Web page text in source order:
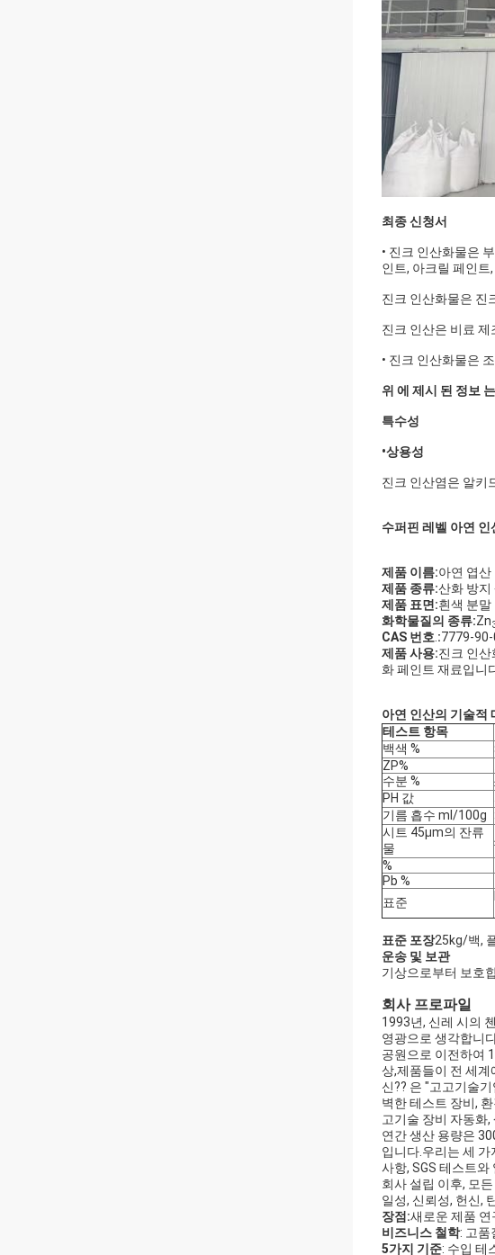
최종 신청서
• 진크 인산화물은
인트, 아크릴 페인트
진크 인산화물은 진
진크 인산은 비료 제
• 진크 인산화물은
위 에 제시 된 정보
특수성
•상용성
진크 인산염은 알키
수퍼핀 레벨 아연 인
제품 이름:아연 엽산
제품 종류:산화 방지
제품 표면:흰색 분말
화학물질의 종류:Zn
CAS 번호 :7779-90-
제품 사용:진크 인
화 페인트 재료입니
아연 인산의 기술적
테스트 항목
백색 %
ZP%
수분 %
PH 값
기름 흡수 ml/100g
시트 45μm의 잔류
물
%
Pb %
표준
표준 포장25kg/백,
운송 및 보관
기상으로부터 보호
회사 프로파일
1993년, 신레 시의
영광으로 생각합니
공원으로 이전하여
상,제품들이 전 세계
신?? 은 "고고기술
벽한 테스트 장비,
고기술 장비 자동화
연간 생산 용량은
입니다.우리는 세 가
사항, SGS 테스트
회사 설립 이후, 모
일성, 신뢰성, 헌신,
장점:새로운 제품 연
비즈니스 철학: 고품
5가지 기준: 수입 테